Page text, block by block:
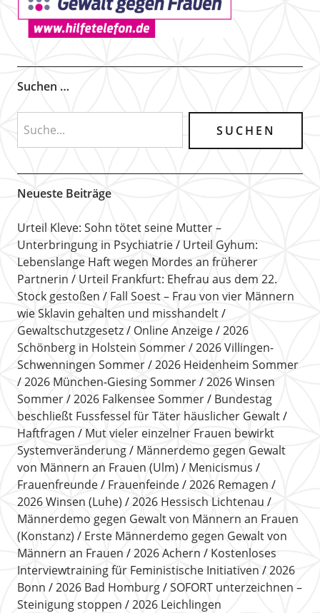
Suchen …
Neueste Beiträge
Urteil Kleve: Sohn tötet seine Mutter –
Unterbringung in Psychiatrie
Urteil Gyhum:
Lebenslange Haft wegen Mordes an früherer
Partnerin
Urteil Frankfurt: Ehefrau aus dem 22.
Stock gestoßen
Fall Soest – Frau von vier Männern
wie Sklavin gehalten und misshandelt
Gewaltschutzgesetz
Online Anzeige
2026
Schönberg in Holstein Sommer
2026 Villingen-
Schwenningen Sommer
2026 Heidenheim Sommer
2026 München-Giesing Sommer
2026 Winsen
Sommer
2026 Falkensee Sommer
Bundestag
beschließt Fussfessel für Täter häuslicher Gewalt
Haftfragen
Mut vieler einzelner Frauen bewirkt
Systemveränderung
Männerdemo gegen Gewalt
von Männern an Frauen (Ulm)
Menicismus
Frauenfreunde
Frauenfeinde
2026 Remagen
2026 Winsen (Luhe)
2026 Hessisch Lichtenau
Männerdemo gegen Gewalt von Männern an Frauen
(Konstanz)
Erste Männerdemo gegen Gewalt von
Männern an Frauen
2026 Achern
Kostenloses
Interviewtraining für Feministische Initiativen
2026
Bonn
2026 Bad Homburg
SOFORT unterzeichnen –
Steinigung stoppen
2026 Leichlingen